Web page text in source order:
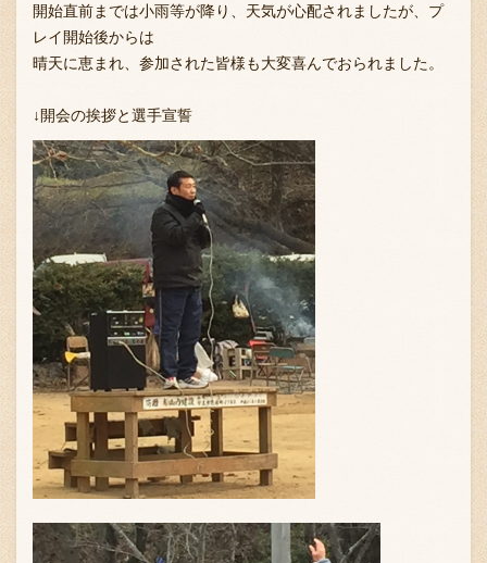
開始直前までは小雨等が降り、天気が心配されましたが、プ
レイ開始後からは
晴天に恵まれ、参加された皆様も大変喜んでおられました。
↓開会の挨拶と選手宣誓